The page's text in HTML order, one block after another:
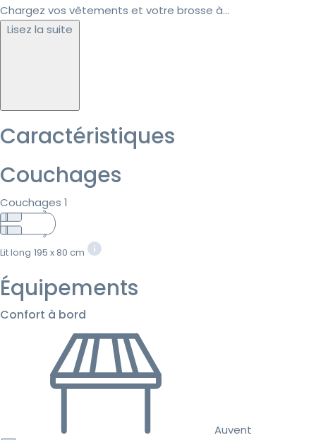
Chargez vos vêtements et votre brosse à...
Lisez la suite
Caractéristiques
Couchages
Couchages 1
Lit long 195 x 80 cm
Équipements
Confort à bord
Auvent